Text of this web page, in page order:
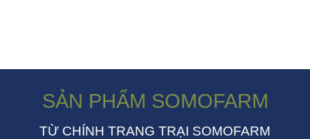
SẢN PHẨM SOMOFARM
TỪ CHÍNH TRANG TRẠI SOMOFARM